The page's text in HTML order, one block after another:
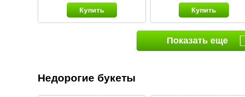
Купить
Купить
Показать еще
Недорогие букеты